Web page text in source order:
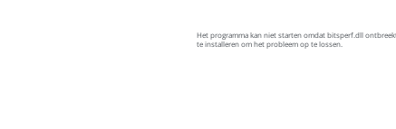
Het programma kan niet starten omdat bitsperf.dll
te installeren om het probleem op te lossen.